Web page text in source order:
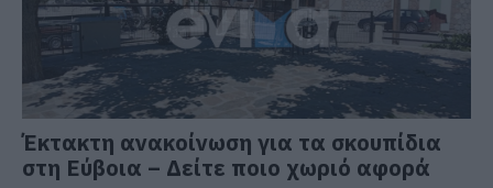
Έκτακτη ανακοίνωση για τα σκουπίδια
στη Εύβοια – Δείτε ποιο χωριό αφορά